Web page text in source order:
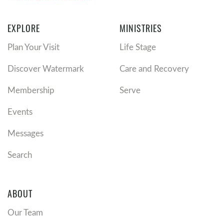
EXPLORE
Plan Your Visit
Discover Watermark
Membership
Events
Messages
Search
MINISTRIES
Life Stage
Care and Recovery
Serve
ABOUT
Our Team